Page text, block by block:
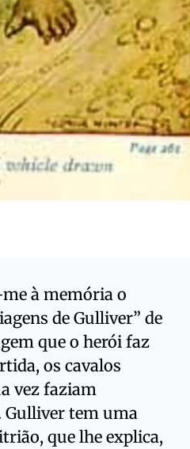
à memória o
de Gulliver” de
que o herói faz
os cavalos
vez faziam
Gulliver tem uma
que lhe explica,